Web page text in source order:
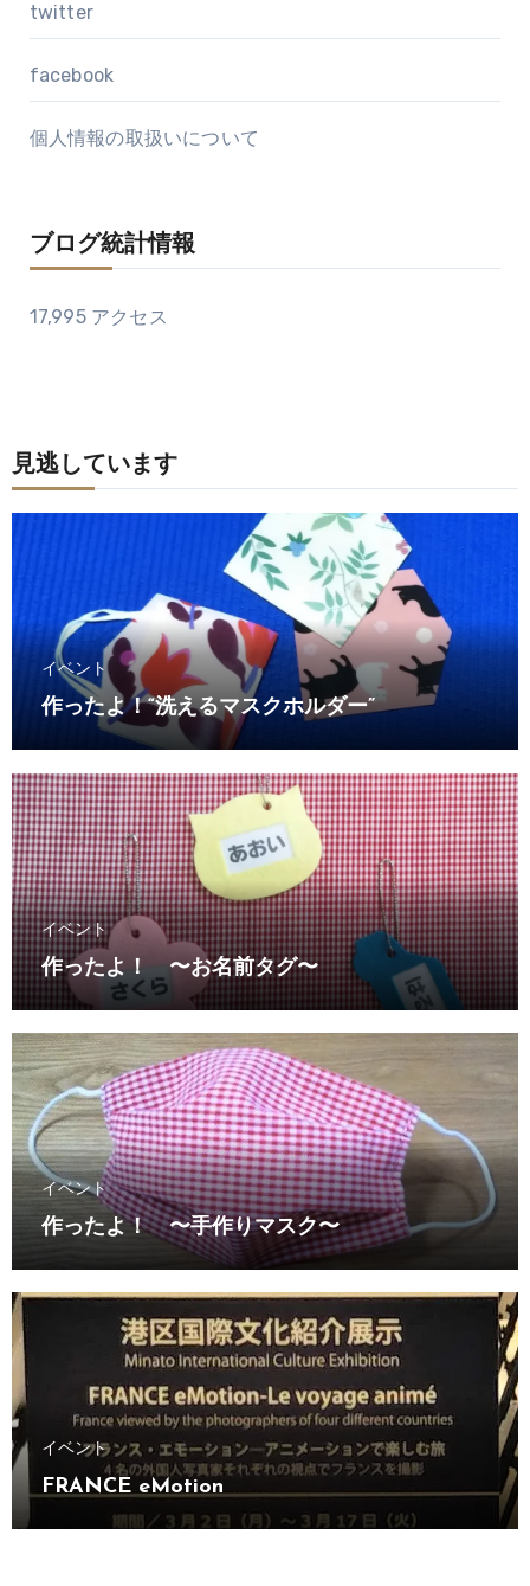
twitter
facebook
個人情報の取扱いについて
ブログ統計情報
17,995 アクセス
見逃しています
イベント
作ったよ！“洗えるマスクホルダー”
イベント
作ったよ！ 〜お名前タグ〜
イベント
作ったよ！ 〜手作りマスク〜
イベント
FRANCE eMotion